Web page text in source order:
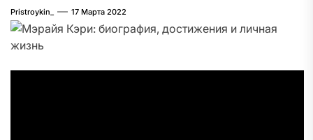
Pristroykin_ 17 Марта 2022